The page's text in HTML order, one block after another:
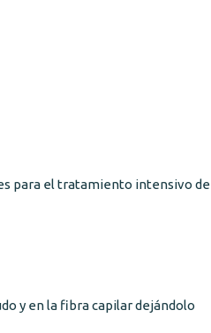
para el tratamiento intensivo de
y en la fibra capilar dejándolo